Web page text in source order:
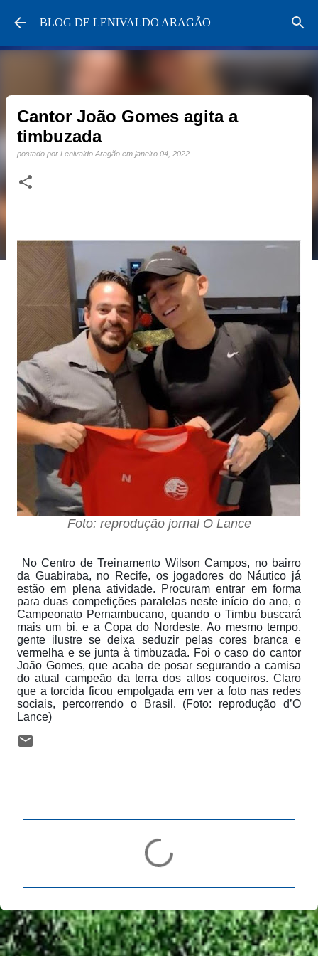
Pular para o conteúdo principal
BLOG DE LENIVALDO ARAGÃO
Cantor João Gomes agita a
timbuzada
postado por Lenivaldo Aragão em janeiro 04, 2022
Foto: reprodução jornal O Lance
No Centro de Treinamento Wilson Campos, no bairro
da Guabiraba, no Recife, os jogadores do Náutico já
estão em plena atividade. Procuram entrar em forma
para duas competições paralelas neste início do ano, o
Campeonato Pernambucano, quando o Timbu buscará
mais um bi, e a Copa do Nordeste. Ao mesmo tempo,
gente ilustre se deixa seduzir pelas cores branca e
vermelha e se junta à timbuzada. Foi o caso do cantor
João Gomes, que acaba de posar segurando a camisa
do atual campeão da terra dos altos coqueiros. Claro
que a torcida ficou empolgada em ver a foto nas redes
sociais, percorrendo o Brasil. (Foto: reprodução d’O
Lance)
n
t